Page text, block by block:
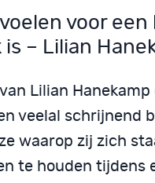
voor een
is – Lilian
Lilian
veelal schrijnend
waarop zij zich
te houden tijdens